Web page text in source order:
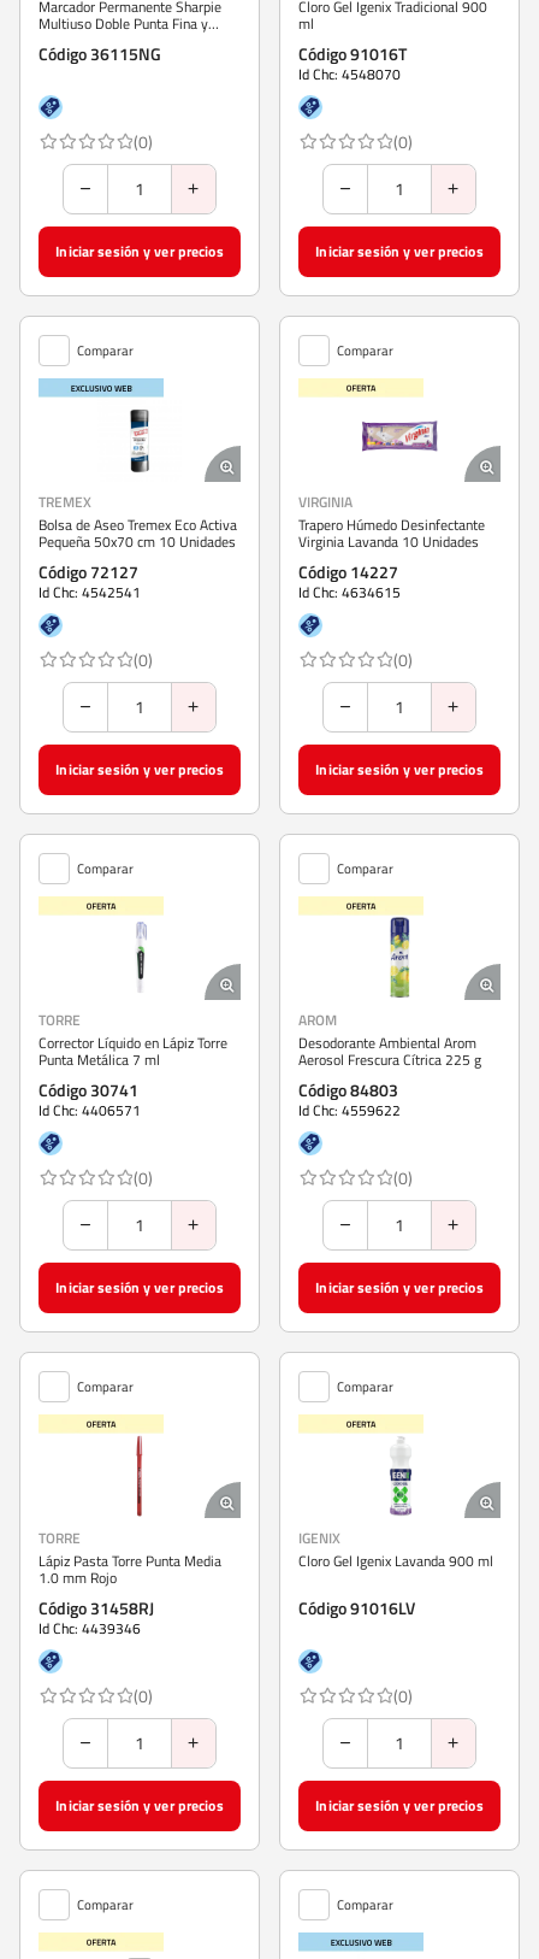
Marcador Permanente Sharpie
Multiuso Doble Punta Fina y
Código 36115NG
(0)
Iniciar sesión y ver precios
Cloro Gel Igenix Tradicional 900
ml
Código 91016T
Id Chc: 4548070
(0)
Iniciar sesión y ver precios
Comparar
TREMEX
Bolsa de Aseo Tremex Eco Activa
Pequeña 50x70 cm 10 Unidades
Código 72127
Id Chc: 4542541
(0)
Iniciar sesión y ver precios
Comparar
VIRGINIA
Trapero Húmedo Desinfectante
Virginia Lavanda 10 Unidades
Código 14227
Id Chc: 4634615
(0)
Iniciar sesión y ver precios
Comparar
TORRE
Corrector Líquido en Lápiz Torre
Punta Metálica 7 ml
Código 30741
Id Chc: 4406571
(0)
Iniciar sesión y ver precios
Comparar
AROM
Desodorante Ambiental Arom
Aerosol Frescura Cítrica 225 g
Código 84803
Id Chc: 4559622
(0)
Iniciar sesión y ver precios
Comparar
TORRE
Lápiz Pasta Torre Punta Media
1.0 mm Rojo
Código 31458RJ
Id Chc: 4439346
(0)
Iniciar sesión y ver precios
Comparar
IGENIX
Cloro Gel Igenix Lavanda 900 ml
Código 91016LV
(0)
Iniciar sesión y ver precios
Comparar Comparar